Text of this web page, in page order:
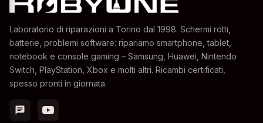
Laboratorio di riparazioni a Torino dal 1998. Schermi rotti,
batterie, problemi software: ripariamo smartphone, tablet,
notebook e console gaming – Samsung, Huawei, Nintendo
Switch, PlayStation, Xbox e molti altri. Ricambi certificati,
spesso pronti in giornata.
chat